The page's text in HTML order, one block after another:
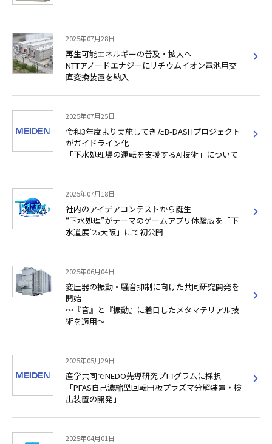
2025年07月28日
再生可能エネルギーの普及・拡大へ
NTTアノードエナジーにリチウムイオン電池用交
直変換装置を納入
2025年07月25日
令和3年度より実施してきたB-DASHプロジェクト
がガイドライン化
「下水処理場の運転を支援するAI技術」について
2025年07月18日
社内のアイデアコンテストから誕生
“下水処理”がテーマのゲームアプリ体験版を「下
水道展’25大阪」にて初公開
2025年06月04日
変圧器の振動・騒音抑制に向けた共同研究開発を
開始
～『音』と『振動』に着目したメタマテリアル技
術を適用～
2025年05月29日
産学共同でNEDO先導研究プログラムに採択
「PFAS自己濃縮型回転円板プラズマ分解装置・検
出装置の開発」
2025年04月01日